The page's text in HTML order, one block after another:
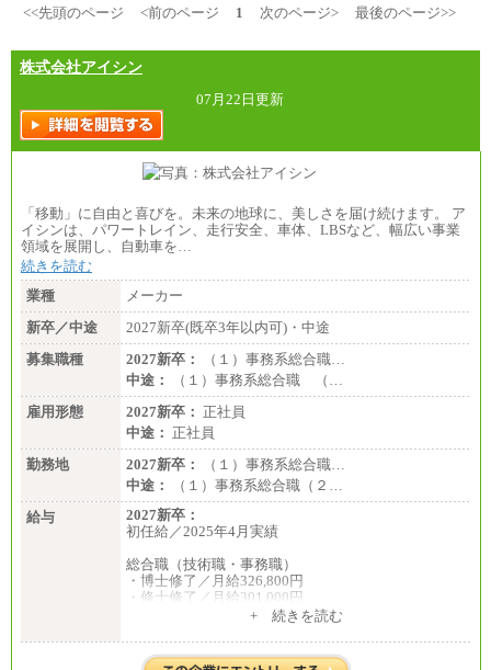
<<先頭のページ
<前のページ 1 次のページ> 最後のページ>>
株式会社アイシン
07月22日更新
「移動」に自由と喜びを。未来の地球に、美しさを届け続けます。 ア
イシンは、パワートレイン、走行安全、車体、LBSなど、幅広い事業
領域を展開し、自動車を…
続きを読む
業種
メーカー
新卒／中途
2027新卒(既卒3年以内可)・中途
募集職種
2027新卒：
（１）事務系総合職…
中途：
（１）事務系総合職 （…
雇用形態
2027新卒： 正社員
中途： 正社員
勤務地
2027新卒：
（１）事務系総合職…
中途：
（１）事務系総合職（２…
給与
2027新卒：
初任給／2025年4月実績
総合職（技術職・事務職）
・博士修了／月給326,800円
・修士修了／月給301,000円
・大学卒／月給282,000円
・高専卒（本科）／月給256,000円
+ 続きを読む